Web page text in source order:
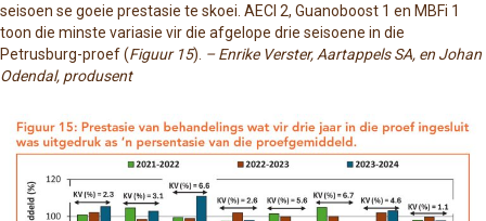
seisoen se goeie prestasie te skoei. AECI 2, Guanoboost 1 en MBFi 1
toon die minste variasie vir die afgelope drie seisoene in die
Petrusburg-proef (Figuur 15). – Enrike Verster, Aartappels SA, en Johan
Odendal, produsent